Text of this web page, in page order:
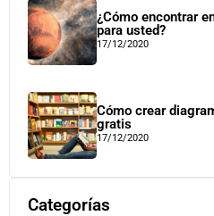
¿Cómo encontrar
para usted?
17/12/2020
Cómo crear
gratis
17/12/2020
Categorías